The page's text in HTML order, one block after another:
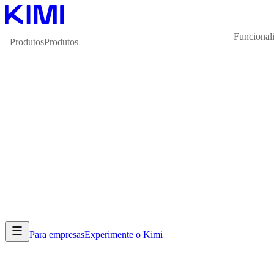
ProdutosProdutos
Para empresasExperimente o Kimi